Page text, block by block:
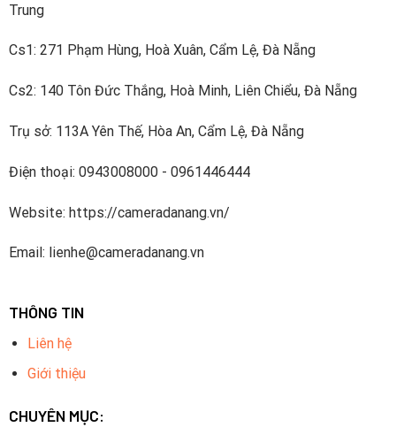
Trung
Cs1: 271 Phạm Hùng, Hoà Xuân, Cẩm Lệ, Đà Nẵng
Cs2: 140 Tôn Đức Thắng, Hoà Minh, Liên Chiểu, Đà Nẵng
Trụ sở: 113A Yên Thế, Hòa An, Cẩm Lệ, Đà Nẵng
Điện thoại: 0943008000 - 0961446444
Website: https://cameradanang.vn/
Email: lienhe@cameradanang.vn
THÔNG TIN
Liên hệ
Giới thiệu
CHUYÊN MỤC: